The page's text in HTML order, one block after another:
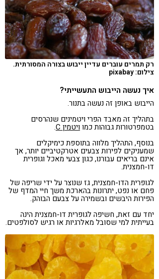
רק תמרים עוברים עדיין ייבוש בצורה המסורתית.
צילום: pixabay
איך נעשה הייבוש התעשייתי?
הייבוש באופן זה נעשה בתנור.
בתהליך זה מאבד הפרי ויטמינים שנהרסים
בטמפרטורות גבוהות כמוויטמין C
.
בנוסף, התהליך מלווה בתוספת כימיקלים
שמעניקים לפירות צבעים אטרקטיביים יותר, אך
אינם בריאים עבורנו, כגון צבעי מאכל וגופרית
דו-חמצנית.
לגופרית הדו-חמצנית, גז שנוצר על ידי שריפה של
פחם או נפט, יתרונות בהארכת משך חיי המדף של
הפירות היבשים ובשמירה על צבעם הבוהק.
יחד עם זאת, חשיפה לגופרית דו-חמצנית הינה
בעייתית למי שסובל מאלרגיות או רגיש לסולפטים.